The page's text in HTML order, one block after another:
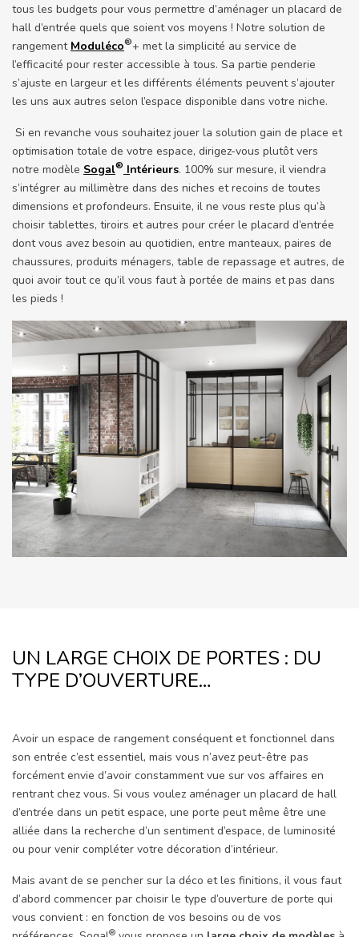
tous les budgets pour vous permettre d’aménager un placard de
hall d’entrée quels que soient vos moyens ! Notre solution de
rangement Moduléco®+ met la simplicité au service de
l’efficacité pour rester accessible à tous. Sa partie penderie
s’ajuste en largeur et les différents éléments peuvent s’ajouter
les uns aux autres selon l’espace disponible dans votre niche.
Si en revanche vous souhaitez jouer la solution gain de place et
optimisation totale de votre espace, dirigez-vous plutôt vers
notre modèle Sogal® Intérieurs. 100% sur mesure, il viendra
s’intégrer au millimètre dans des niches et recoins de toutes
dimensions et profondeurs. Ensuite, il ne vous reste plus qu’à
choisir tablettes, tiroirs et autres pour créer le placard d’entrée
dont vous avez besoin au quotidien, entre manteaux, paires de
chaussures, produits ménagers, table de repassage et autres, de
quoi avoir tout ce qu’il vous faut à portée de mains et pas dans
les pieds !
UN LARGE CHOIX DE PORTES : DU
TYPE D’OUVERTURE…
Avoir un espace de rangement conséquent et fonctionnel dans
son entrée c’est essentiel, mais vous n’avez peut-être pas
forcément envie d’avoir constamment vue sur vos affaires en
rentrant chez vous. Si vous voulez aménager un placard de hall
d’entrée dans un petit espace, une porte peut même être une
alliée dans la recherche d’un sentiment d’espace, de luminosité
ou pour venir compléter votre décoration d’intérieur.
Mais avant de se pencher sur la déco et les finitions, il vous faut
d’abord commencer par choisir le type d’ouverture de porte qui
vous convient : en fonction de vos besoins ou de vos
®